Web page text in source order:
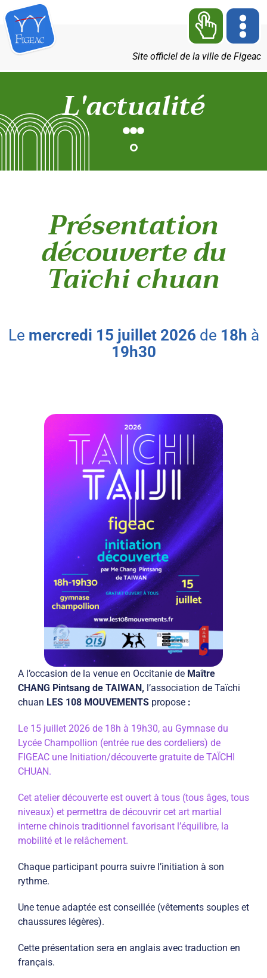
Site officiel de la ville de Figeac
L'actualité
Présentation
découverte du
Taïchi chuan
le mercredi 15 juillet 2026 de 18h à
19h30
A l’occasion de la venue en Occitanie de Maître
CHANG Pintsang de TAIWAN, l’association de Taïchi
chuan LES 108 MOUVEMENTS propose :
Le 15 juillet 2026 de 18h à 19h30, au Gymnase du
Lycée Champollion (entrée rue des cordeliers) de
FIGEAC une Initiation/découverte gratuite de TAÏCHI
CHUAN.
Cet atelier découverte est ouvert à tous (tous âges, tous
niveaux) et permettra de découvrir cet art martial
interne chinois traditionnel favorisant l’équilibre, la
mobilité et le relâchement.
Chaque participant pourra suivre l’initiation à son
rythme.
Une tenue adaptée est conseillée (vêtements souples et
chaussures légères).
Cette présentation sera en anglais avec traduction en
français.